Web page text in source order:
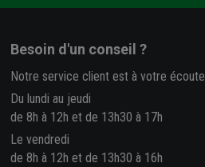
Besoin d'un conseil ?
Notre service client est à votre écoute
Du lundi au jeudi
de 8h à 12h et de 13h30 à 17h
Le vendredi
de 8h à 12h et de 13h30 à 16h